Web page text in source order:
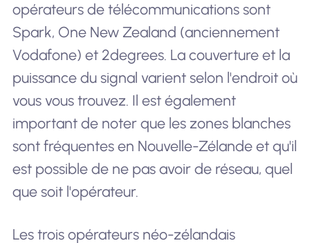
opérateurs de télécommunications sont
Spark, One New Zealand (anciennement
Vodafone) et 2degrees. La couverture et la
puissance du signal varient selon l'endroit où
vous vous trouvez. Il est également
important de noter que les zones blanches
sont fréquentes en Nouvelle-Zélande et qu'il
est possible de ne pas avoir de réseau, quel
que soit l'opérateur.
Les trois opérateurs néo-zélandais